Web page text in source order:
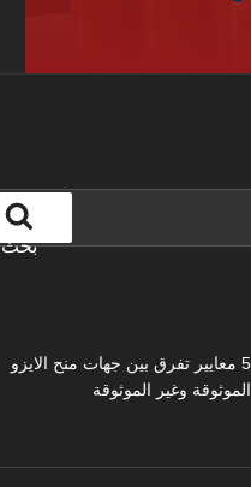
بحث
5 معايير تفرق بين جهات منح الايزو
الموثوقة وغير الموثوقة